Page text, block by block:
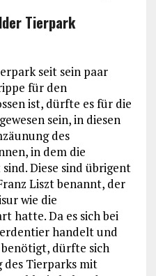
Tierpark
seit sein paar
für den
ist, dürfte es für die
sein, in diesen
des
in dem die
Diese sind übrigent
Liszt benannt, der
wie die
hatte. Da es sich bei
handelt und
dürfte sich
des Tierparks mit